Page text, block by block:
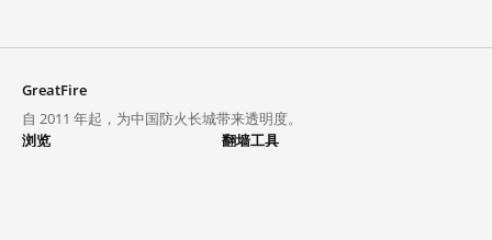
GreatFire
自 2011 年起，为中国防火长城带来透明度。
浏览
翻墙工具